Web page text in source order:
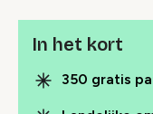
In het kort
350 gratis